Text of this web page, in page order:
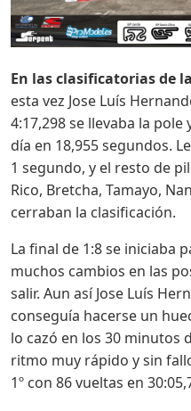
En las clasificatorias de
esta vez Jose Luís
4:17,298 se llevaba la
día en 18,955 segundos.
1 segundo, y el resto de
Rico, Bretcha, Tamayo,
cerraban la clasificación.
La final de 1:8 se iniciaba
muchos cambios en las
salir. Aun así Jose Luís
conseguía hacerse un
lo cazó en los 30 minutos
ritmo muy rápido y sin
1º con 86 vueltas en